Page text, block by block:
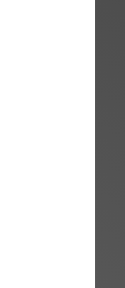
– IV C 2